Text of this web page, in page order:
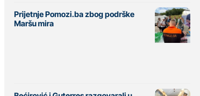
Prijetnje Pomozi.ba zbog podrške
Maršu mira